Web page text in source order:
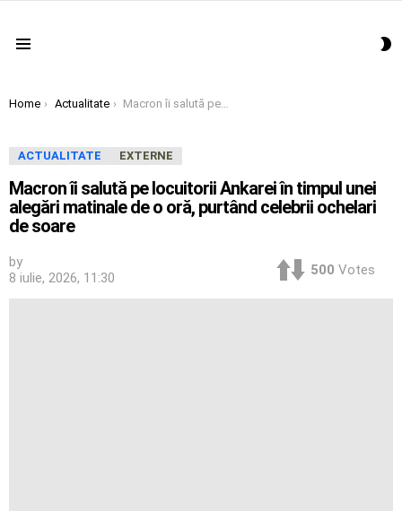
You are here:
Home Actualitate Macron îi salută pe locuitorii Ankarei în timpul unei alegări matinale de o oră, purtând celebrii ochelari de soare
ACTUALITATE EXTERNE
Macron îi salută pe locuitorii Ankarei în timpul unei
alegări matinale de o oră, purtând celebrii ochelari
de soare
by
8 iulie, 2026, 11:30
500 Votes